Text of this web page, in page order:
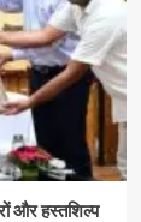
और हस्तशिल्प